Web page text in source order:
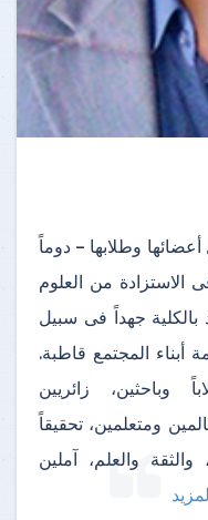
أعضائها وطلابها – دوماً
الاستزادة من العلوم
بالكلية جهداً فى سبيل
أبناء المجتمع قاطبة.
وباحثين، زائريين
ومتعلمين، تحقيقاً
والعلم، آملين